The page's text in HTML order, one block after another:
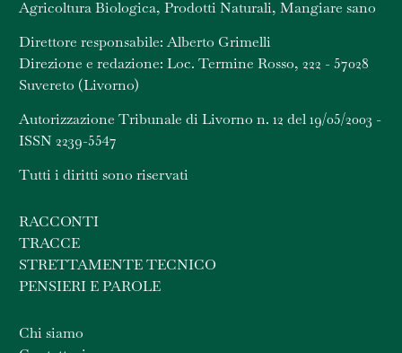
Agricoltura Biologica, Prodotti Naturali, Mangiare sano
Direttore responsabile: Alberto Grimelli
Direzione e redazione: Loc. Termine Rosso, 222 - 57028
Suvereto (Livorno)
Autorizzazione Tribunale di Livorno n. 12 del 19/05/2003 -
ISSN 2239-5547
Tutti i diritti sono riservati
RACCONTI
TRACCE
STRETTAMENTE TECNICO
PENSIERI E PAROLE
Chi siamo